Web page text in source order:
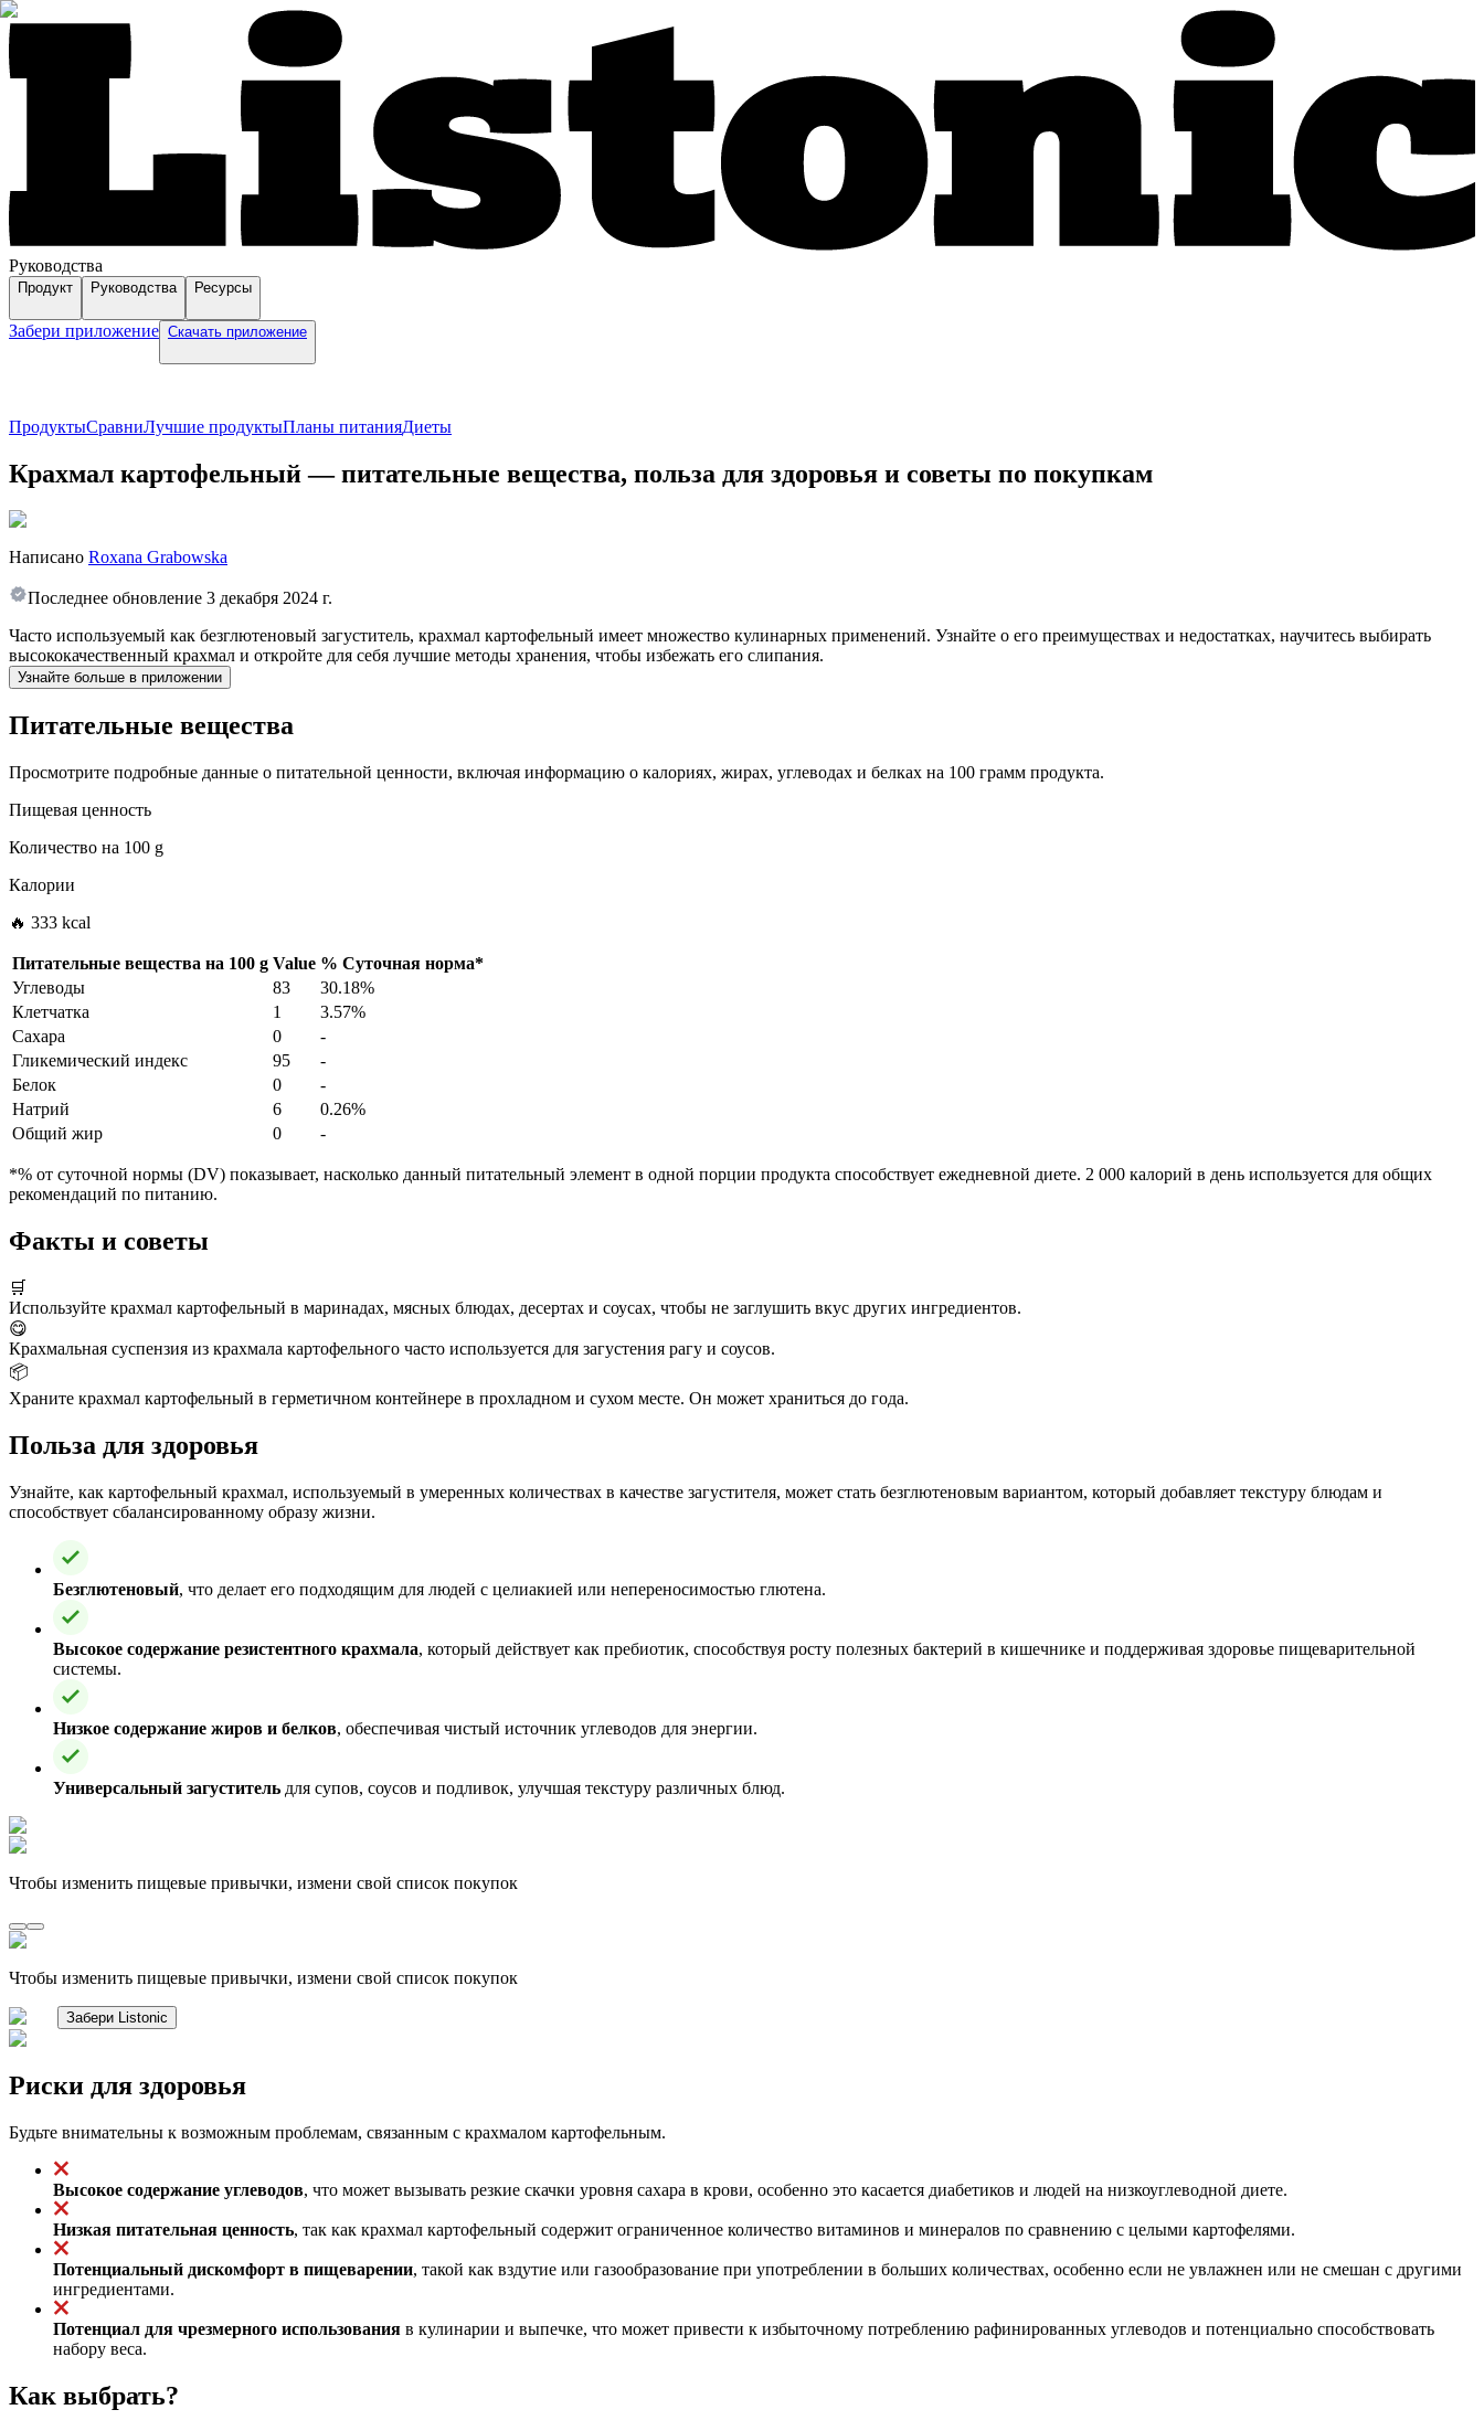
Руководства
Продукт Руководства Ресурсы
Забери приложение Скачать приложение
ПродуктыСравниЛучшие продуктыПланы питанияДиеты
Крахмал картофельный — питательные вещества, польза для здоровья и советы по покупкам
Написано Roxana Grabowska
Последнее обновление 3 декабря 2024 г.
Часто используемый как безглютеновый загуститель, крахмал картофельный имеет множество кулинарных применений. Узнайте о его преимуществах и недостатках, научитесь выбирать
высококачественный крахмал и откройте для себя лучшие методы хранения, чтобы избежать его слипания.
Узнайте больше в приложении
Питательные вещества
Просмотрите подробные данные о питательной ценности, включая информацию о калориях, жирах, углеводах и белках на 100 грамм продукта.
Пищевая ценность
Количество на 100 g
Калории
🔥 333 kcal
Питательные вещества на 100 g Value % Суточная норма*
Углеводы
83
30.18%
Клетчатка
1
3.57%
Сахара
0
-
Гликемический индекс
95
-
Белок
0
-
Натрий
6
0.26%
Общий жир
0 -
*% от суточной нормы (DV) показывает, насколько данный питательный элемент в одной порции продукта способствует ежедневной диете. 2 000 калорий в день используется для общих
рекомендаций по питанию.
Факты и советы
🛒
Используйте крахмал картофельный в маринадах, мясных блюдах, десертах и соусах, чтобы не заглушить вкус других ингредиентов.
😋
Крахмальная суспензия из крахмала картофельного часто используется для загустения рагу и соусов.
📦
Храните крахмал картофельный в герметичном контейнере в прохладном и сухом месте. Он может храниться до года.
Польза для здоровья
Узнайте, как картофельный крахмал, используемый в умеренных количествах в качестве загустителя, может стать безглютеновым вариантом, который добавляет текстуру блюдам и
способствует сбалансированному образу жизни.
Безглютеновый, что делает его подходящим для людей с целиакией или непереносимостью глютена.
Высокое содержание резистентного крахмала, который действует как пребиотик, способствуя росту полезных бактерий в кишечнике и поддерживая здоровье пищеварительной
системы.
Низкое содержание жиров и белков, обеспечивая чистый источник углеводов для энергии.
Универсальный загуститель для супов, соусов и подливок, улучшая текстуру различных блюд.
Чтобы изменить пищевые привычки, измени свой список покупок
Чтобы изменить пищевые привычки, измени свой список покупок
Забери Listonic
Риски для здоровья
Будьте внимательны к возможным проблемам, связанным с крахмалом картофельным.
Высокое содержание углеводов, что может вызывать резкие скачки уровня сахара в крови, особенно это касается диабетиков и людей на низкоуглеводной диете.
Низкая питательная ценность, так как крахмал картофельный содержит ограниченное количество витаминов и минералов по сравнению с целыми картофелями.
Потенциальный дискомфорт в пищеварении, такой как вздутие или газообразование при употреблении в больших количествах, особенно если не увлажнен или не смешан с другими
ингредиентами.
Потенциал для чрезмерного использования в кулинарии и выпечке, что может привести к избыточному потреблению рафинированных углеводов и потенциально способствовать
набору веса.
Как выбрать?